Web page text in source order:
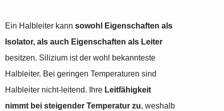
Ein Halbleiter kann sowohl Eigenschaften als
Isolator, als auch Eigenschaften als Leiter
besitzen. Silizium ist der wohl bekannteste
Halbleiter. Bei geringen Temperaturen sind
Halbleiter nicht-leitend. Ihre Leitfähigkeit
nimmt bei steigender Temperatur zu, weshalb